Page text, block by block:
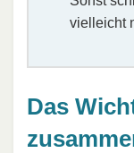
vielleicht
Das